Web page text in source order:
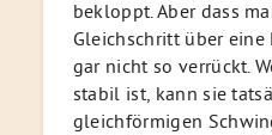
bekloppt. Aber dass
Gleichschritt über
gar nicht so verrückt.
stabil ist, kann sie
gleichförmigen